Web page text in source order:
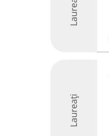
Laureați
Laureați